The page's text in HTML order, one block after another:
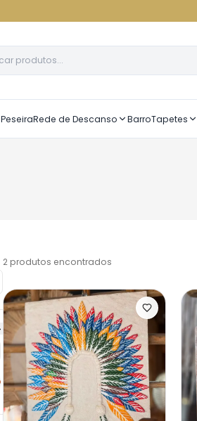
PeseiraRede de Descanso BarroTapetes
2 produtos encontrados